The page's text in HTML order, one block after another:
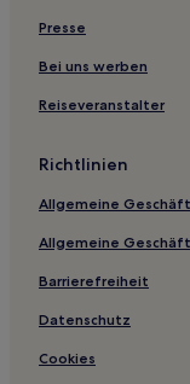
Motels in San
Ferienwohnungen
Presse
Bei uns werben
Reiseveranstalter
Richtlinien
Allgemeine
Allgemeine
Barrierefreiheit
Datenschutz
Cookies